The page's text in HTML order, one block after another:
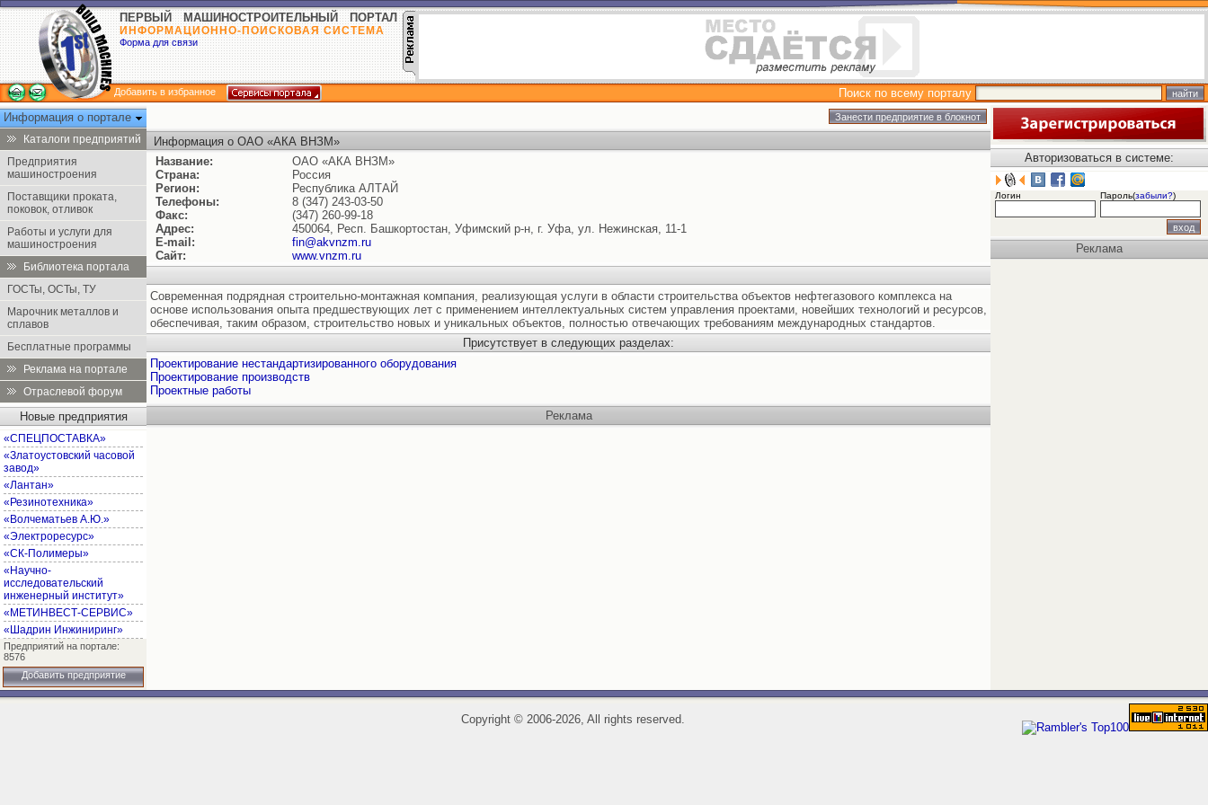
ПЕРВЫЙ МАШИНОСТРОИТЕЛЬНЫЙ ПОРТАЛ
ИНФОРМАЦИОННО-ПОИСКОВАЯ СИСТЕМА
Форма для связи
Добавить в избранное
Поиск по всему порталу
Информация о портале
Каталоги предприятий
Предприятия
машиностроения
Поставщики проката,
поковок, отливок
Работы и услуги для
машиностроения
Библиотека портала
ГОСТы, ОСТы, ТУ
Марочник металлов и
сплавов
Бесплатные программы
Реклама на портале
Отраслевой форум
Новые предприятия
«СПЕЦПОСТАВКА»
«Златоустовский часовой
завод»
«Лантан»
«Резинотехника»
«Волчематьев А.Ю.»
«Электроресурс»
«СК-Полимеры»
«Научно-
исследовательский
инженерный институт»
«МЕТИНВЕСТ-СЕРВИС»
«Шадрин Инжиниринг»
Предприятий на портале:
8576
Добавить предприятие
Информация о ОАО «АКА ВНЗМ»
Название:
ОАО «АКА ВНЗМ»
Страна:
Россия
Регион:
Республика АЛТАЙ
Телефоны:
8 (347) 243-03-50
Факс:
(347) 260-99-18
Адрес:
450064, Респ. Башкортостан, Уфимский р-н, г. Уфа, ул. Нежинская, 11-1
E-mail:
fin@akvnzm.ru
Сайт:
www.vnzm.ru
Современная подрядная строительно-монтажная компания, реализующая услуги в области строительства объектов нефтегазового комплекса на
основе использования опыта предшествующих лет с применением интеллектуальных систем управления проектами, новейших технологий и ресурсов,
обеспечивая, таким образом, строительство новых и уникальных объектов, полностью отвечающих требованиям международных стандартов.
Присутствует в следующих разделах:
Проектирование нестандартизированного оборудования
Проектирование производств
Проектные работы
Реклама
Авторизоваться в системе:
Логин Пароль(забыли?)
Реклама
Copyright ©2006-2026, All rights reserved.